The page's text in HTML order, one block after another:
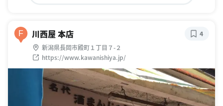
F 川西屋 本店
新潟県長岡市殿町１丁目７-２
https://www.kawanishiya.jp/
4